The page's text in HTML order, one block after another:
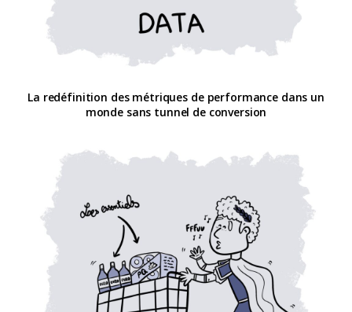
La redéfinition des métriques de performance dans un
monde sans tunnel de conversion